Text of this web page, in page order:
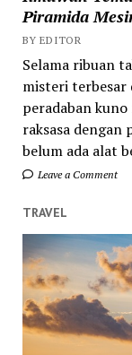
Piramida
BY EDITOR
Selama ribuan
misteri terbesar
peradaban
raksasa dengan
belum ada alat
Leave a Comment
TRAVEL